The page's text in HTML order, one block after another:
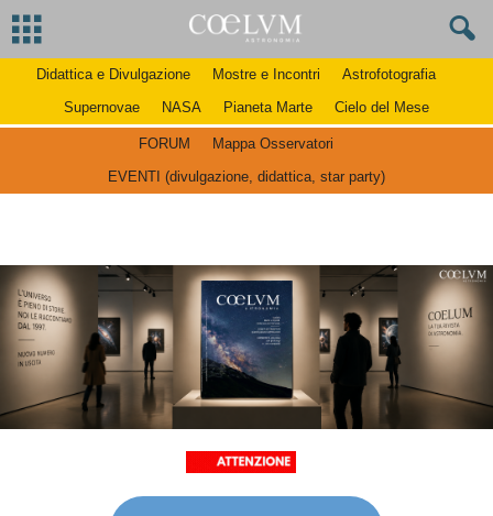
Didattica e Divulgazione Mostre e Incontri
Astrofotografia
Supernovae
NASA Pianeta Marte Cielo del Mese
FORUM
Mappa Osservatori
EVENTI (divulgazione, didattica, star party)